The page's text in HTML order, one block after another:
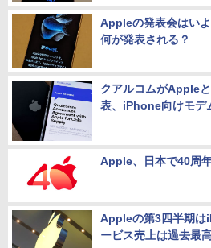
Appleの発表会はいよ
何が発表される？
クアルコムがApple
表、iPhone向けモデ
Apple、日本で40周
Appleの第3四半期は
ービス売上は過去最